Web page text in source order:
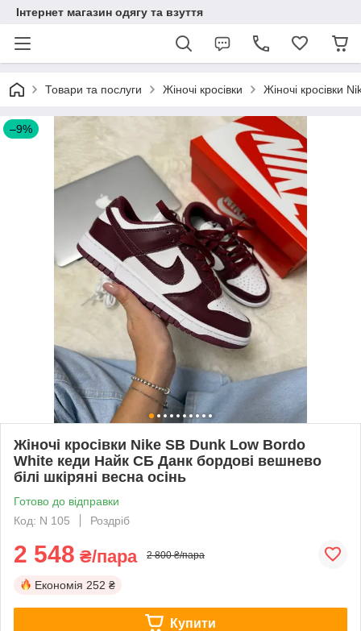
Інтернет магазин одягу та взуття
Товари та послуги Жіночі кросівки Жіночі кросівки
–9%
Жіночі кросівки Nike SB Dunk Low Bordo
White кеди Найк СБ Данк бордові вешнево
білі шкіряні весна осінь
Готово до відправки
Код: N 105
Роздріб
2 548 ₴/пара 2 800 ₴/пара
Економія 252 ₴
Купити